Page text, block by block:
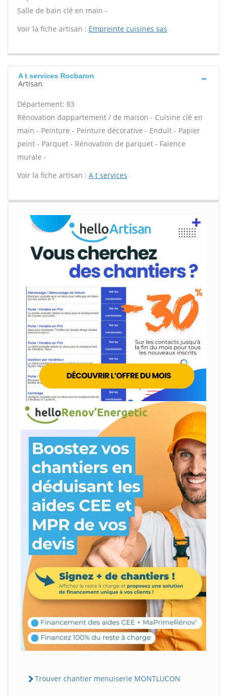
Salle de bain clé en main -
Voir la fiche artisan : Empreinte cuisines sas
A t services Rocbaron
Artisan
Département: 83
Rénovation dappartement / de maison - Cuisine clé en
main - Peinture - Peinture décorative - Enduit - Papier
peint - Parquet - Rénovation de parquet - Faïence
murale -
Voir la fiche artisan : A t services
Trouver chantier menuiserie MONTLUCON